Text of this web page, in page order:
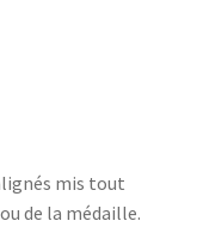
mis tout
de la médaille.